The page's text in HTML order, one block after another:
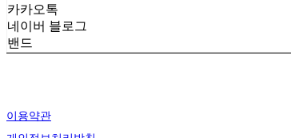
카카오톡
네이버 블로그
밴드
이용약관